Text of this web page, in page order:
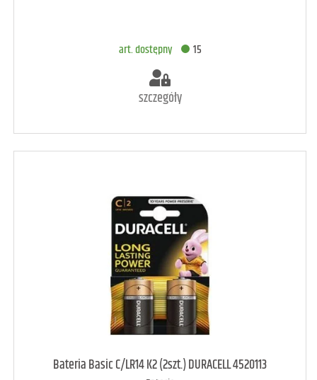
art. dostępny 15
szczegóły
art. dostępny 15
Bateria Basic C/LR14 K2 (2szt.) DURACELL 4520113